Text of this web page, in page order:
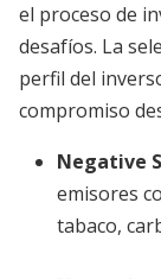
el proceso de
desafíos. La
perfil del
compromiso
Negative
emisores
tabaco,